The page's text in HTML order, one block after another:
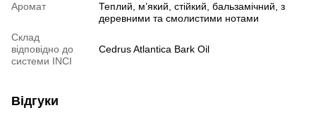
Аромат
Теплий, м’який, стійкий, бальзамічний, з
деревними та смолистими нотами
Склад
відповідно до
системи INCI
Cedrus Atlantica Bark Oil
Відгуки